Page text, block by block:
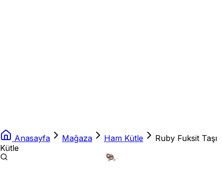
Anasayfa Mağaza Ham Kütle
Ruby Fuksit Taşı
Kütle